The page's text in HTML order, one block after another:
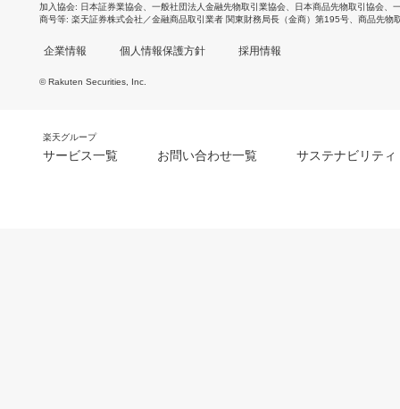
加入協会 日本証券業協会 一般社団法人金融先物取引業協会 日本商品先物取引協会
商号等 楽天証券株式会社／金融商品取引業者 関東財務局長（金商）第195号、商品先物
企業情報 個人情報保護方針 採用情報
© Rakuten Securities, Inc.
楽天グループ
サービス一覧 お問い合わせ一覧 サステナビリティ